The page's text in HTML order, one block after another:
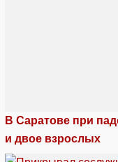
В Саратове при
и двое взрослых